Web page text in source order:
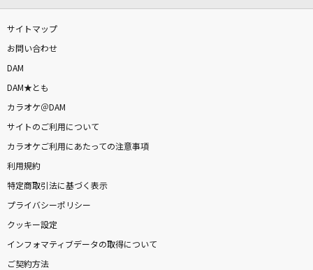
サイトマップ
お問い合わせ
DAM
DAM★とも
カラオケ＠DAM
サイトのご利用について
カラオケご利用にあたっての注意事項
利用規約
特定商取引法に基づく表示
プライバシーポリシー
クッキー設定
インフォマティブデータの取得について
ご契約方法